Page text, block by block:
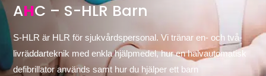
AHC – S-HLR Barn
S-HLR är HLR för sjukvårdspersonal. Vi tränar en- och två-
livräddarteknik med enkla hjälpmedel, hur en halvautomatisk
defibrillator används samt hur du hjälper ett barn